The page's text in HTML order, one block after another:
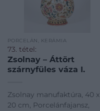
PORCELÁN, KERÁMIA
73. tétel:
Zsolnay – Áttört
szárnyfüles váza I.
Zsolnay manufaktúra, 40 x
20 cm, Porcelánfajansz,